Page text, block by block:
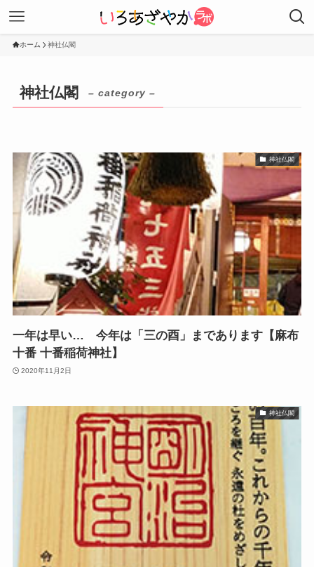
ホーム 神社仏閣
神社仏閣 – category –
神社仏閣
一年は早い… 今年は「三の酉」まであります【麻布
十番 十番稲荷神社】
2020年11月2日
神社仏閣